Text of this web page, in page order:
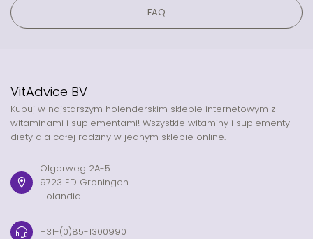
FAQ
VitAdvice BV
Kupuj w najstarszym holenderskim sklepie internetowym z
witaminami i suplementami! Wszystkie witaminy i suplementy
diety dla całej rodziny w jednym sklepie online.
Olgerweg 2A-5
9723 ED Groningen
Holandia
+31-(0)85-1300990